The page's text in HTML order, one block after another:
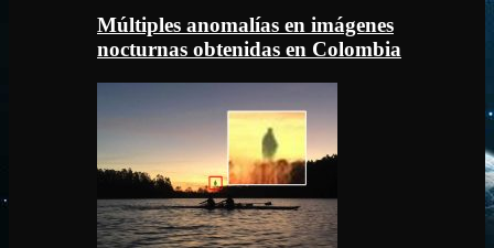
Múltiples anomalías en imágenes
nocturnas obtenidas en Colombia